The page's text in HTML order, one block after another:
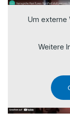
Um externe
Weitere